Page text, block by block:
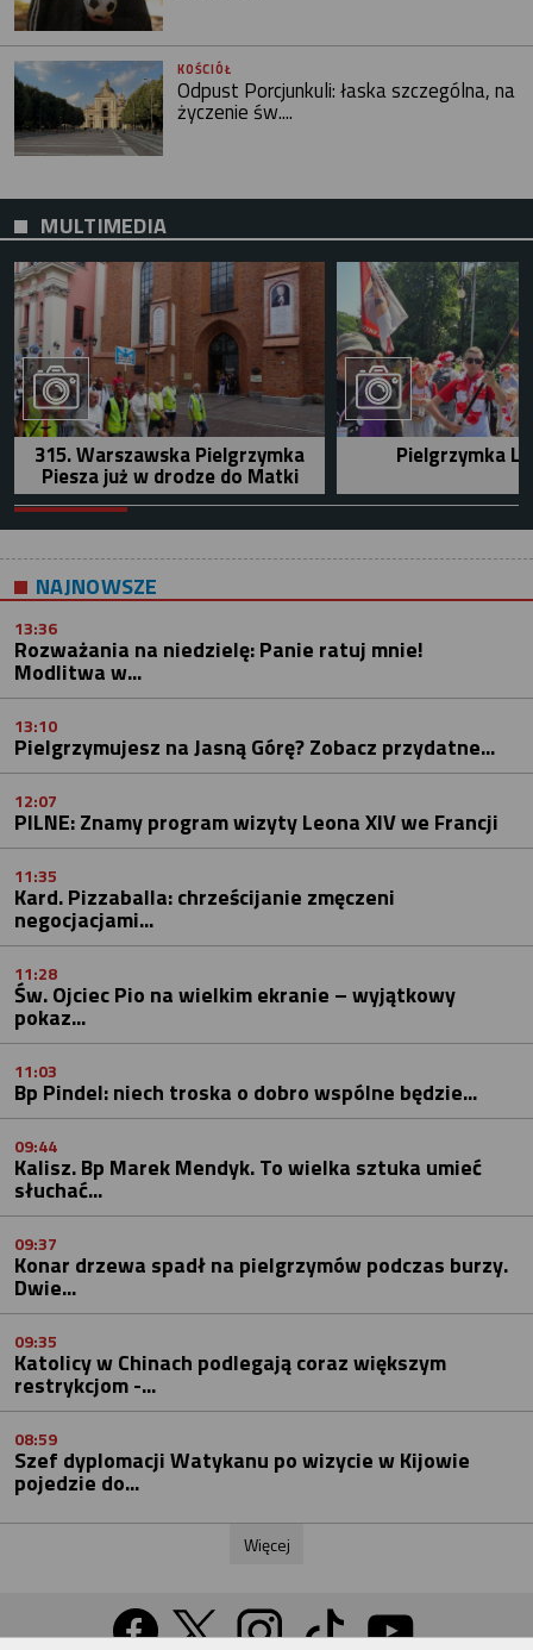
KOŚCIÓŁ
Odpust Porcjunkuli: łaska szczególna, na
życzenie św....
MULTIMEDIA
315. Warszawska Pielgrzymka
Piesza już w drodze do Matki
Pielgrzymka
NAJNOWSZE
13:36
Rozważania na niedzielę: Panie ratuj mnie!
Modlitwa w...
13:10
Pielgrzymujesz na Jasną Górę? Zobacz przydatne...
12:07
PILNE: Znamy program wizyty Leona XIV we Francji
11:35
Kard. Pizzaballa: chrześcijanie zmęczeni
negocjacjami...
11:28
Św. Ojciec Pio na wielkim ekranie – wyjątkowy
pokaz...
11:03
Bp Pindel: niech troska o dobro wspólne będzie...
09:44
Kalisz. Bp Marek Mendyk. To wielka sztuka umieć
słuchać...
09:37
Konar drzewa spadł na pielgrzymów podczas burzy.
Dwie...
09:35
Katolicy w Chinach podlegają coraz większym
restrykcjom -...
08:59
Szef dyplomacji Watykanu po wizycie w Kijowie
pojedzie do...
Więcej